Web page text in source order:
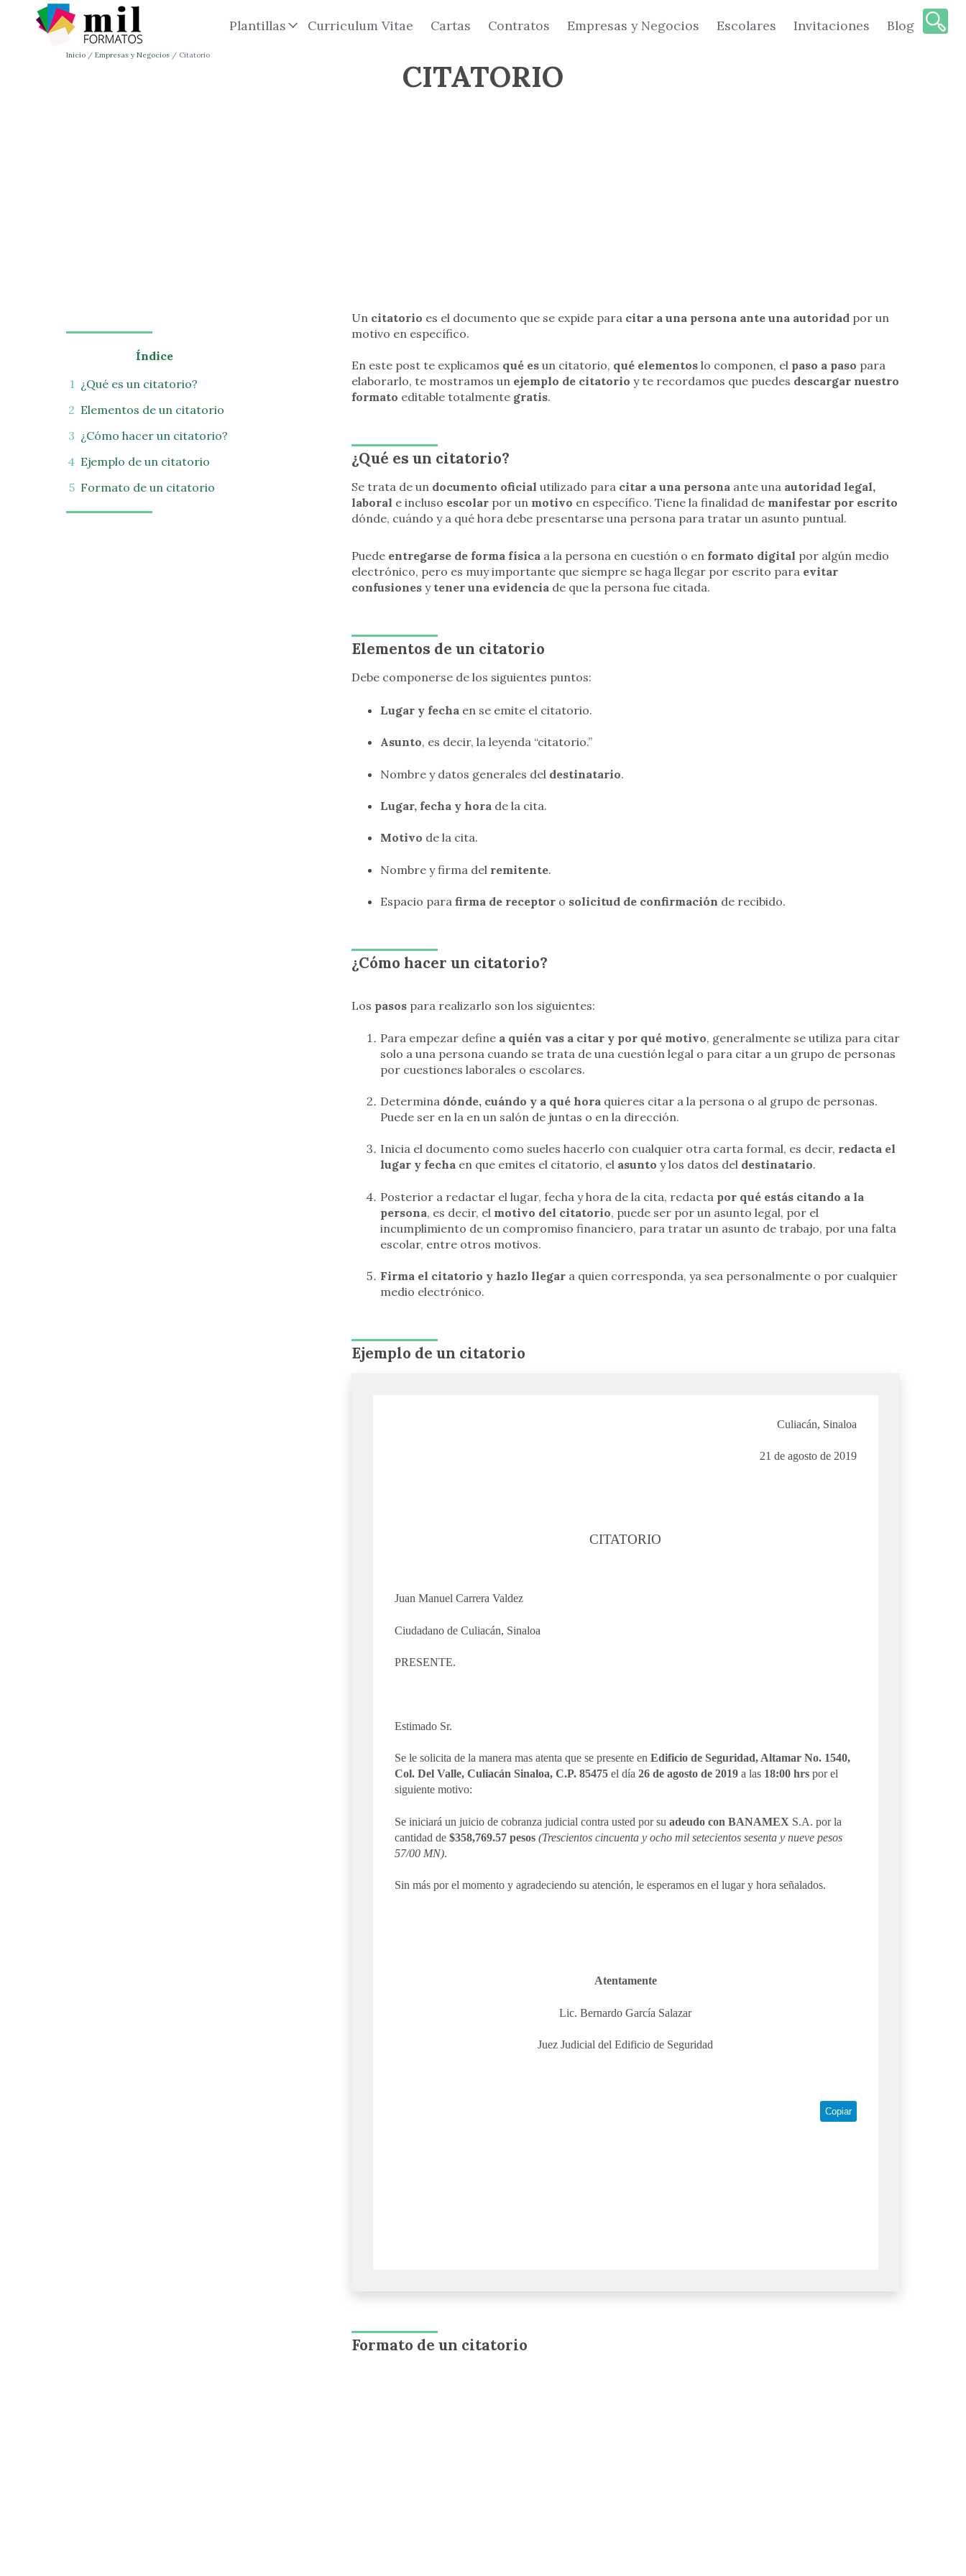
Plantillas Curriculum Vitae Cartas Contratos Empresas y Negocios Escolares Invitaciones Blog
Inicio Empresas y Negocios Citatorio
CITATORIO
Índice
¿Qué es un citatorio?
Elementos de un citatorio
¿Cómo hacer un citatorio?
Ejemplo de un citatorio
Formato de un citatorio
Un citatorio es el documento que se expide para citar a una persona ante una autoridadpor un
motivo en específico.
En este post te explicamos qué esun citatorio, qué elementoslo componen, el paso a paso para
elaborarlo, te mostramos un ejemplo de citatorio y te recordamos que puedes descargar nuestro
formato editable totalmentegratis.
¿Qué es un citatorio?
Se trata de un documento oficial utilizado para citar a una personaante una autoridad legal,
laboral e incluso escolarpor un motivo en específico. Tiene la finalidad de manifestar por escrito
dónde, cuándo y a qué hora debe presentarse una persona para tratar un asunto puntual.
Puede entregarse de forma física a la persona en cuestión o en formato digital por algún medio
electrónico, pero es muy importante que siempre se haga llegar por escrito para evitar
confusionesy tener una evidencia de que la persona fue citada.
Elementos de un citatorio
Debe componerse de los siguientes puntos:
Lugar y fecha en se emite el citatorio.
Asunto, es decir, la leyenda “citatorio.”
Nombre y datos generales del destinatario.
Lugar, fecha y hora de la cita.
Motivo de la cita.
Nombre y firma del remitente.
Espacio para firma de receptoro solicitud de confirmación de recibido.
¿Cómo hacer un citatorio?
Los pasos para realizarlo son los siguientes:
Para empezar define a quién vas a citar y por qué motivo, generalmente se utiliza para citar
solo a una persona cuando se trata de una cuestión legal o para citar a un grupo de personas
por cuestiones laborales o escolares.
Determina dónde, cuándo y a qué hora quieres citar a la persona o al grupo de personas.
Puede ser en la en un salón de juntas o en la dirección.
Inicia el documento como sueles hacerlo con cualquier otra carta formal, es decir, redacta el
lugar y fechaen que emites el citatorio, el asunto y los datos del destinatario.
Posterior a redactar el lugar, fecha y hora de la cita, redacta por qué estás citando a la
persona, es decir, el motivo del citatorio, puede ser por un asunto legal, por el
incumplimiento de un compromiso financiero, para tratar un asunto de trabajo, por una falta
escolar, entre otros motivos.
Firma el citatorio y hazlo llegara quien corresponda, ya sea personalmente o por cualquier
medio electrónico.
Ejemplo de un citatorio
Culiacán, Sinaloa
21 de agosto de 2019
CITATORIO
Juan Manuel Carrera Valdez
Ciudadano de Culiacán, Sinaloa
PRESENTE.
Estimado Sr.
Se le solicita de la manera mas atenta que se presente en Edificio de Seguridad, Altamar No. 1540,
Col. Del Valle, Culiacán Sinaloa, C.P. 85475el día 26 de agosto de 2019a las 18:00 hrspor el
siguiente motivo:
Se iniciará un juicio de cobranza judicial contra usted por su adeudo con BANAMEX S.A. por la
cantidad de $358,769.57 pesos (Trescientos cincuenta y ocho mil setecientos sesenta y nueve pesos
57/00 MN).
Sin más por el momento y agradeciendo su atención, le esperamos en el lugar y hora señalados.
Atentamente
Lic. Bernardo García Salazar
Juez Judicial del Edificio de Seguridad
Copiar
Formato de un citatorio